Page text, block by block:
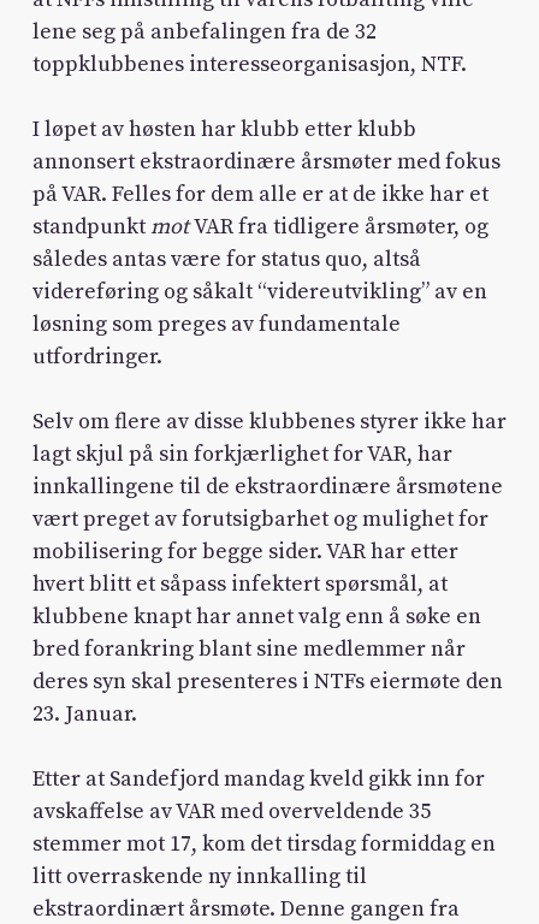
lene seg på anbefalingen fra de 32
toppklubbenes interesseorganisasjon, NTF.
I løpet av høsten har klubb etter klubb
annonsert ekstraordinære årsmøter med fokus
på VAR. Felles for dem alle er at de ikke har et
standpunktmotVAR fra tidligere årsmøter, og
således antas være for status quo, altså
videreføring og såkalt “videreutvikling” av en
løsning som preges av fundamentale
utfordringer.
Selv om flere av disse klubbenes styrer ikke har
lagt skjul på sin forkjærlighet for VAR, har
innkallingene til de ekstraordinære årsmøtene
vært preget av forutsigbarhet og mulighet for
mobilisering for begge sider. VAR har etter
hvert blitt et såpass infektert spørsmål, at
klubbene knapt har annet valg enn å søke en
bred forankring blant sine medlemmer når
deres syn skal presenteres i NTFs eiermøte den
23. Januar.
Etter at Sandefjord mandag kveld gikk inn for
avskaffelse av VAR med overveldende 35
stemmer mot 17, kom det tirsdag formiddag en
litt overraskende ny innkalling til
ekstraordinært årsmøte. Denne gangen fra